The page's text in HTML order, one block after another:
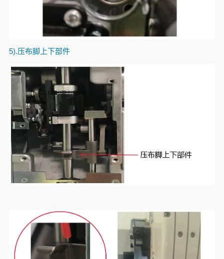
5).压布脚上下部件